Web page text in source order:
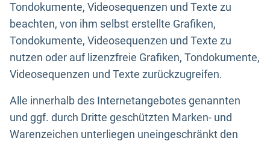
Tondokumente, Videosequenzen und Texte zu
beachten, von ihm selbst erstellte Grafiken,
Tondokumente, Videosequenzen und Texte zu
nutzen oder auf lizenzfreie Grafiken, Tondokumente,
Videosequenzen und Texte zurückzugreifen.
Alle innerhalb des Internetangebotes genannten
und ggf. durch Dritte geschützten Marken- und
Warenzeichen unterliegen uneingeschränkt den